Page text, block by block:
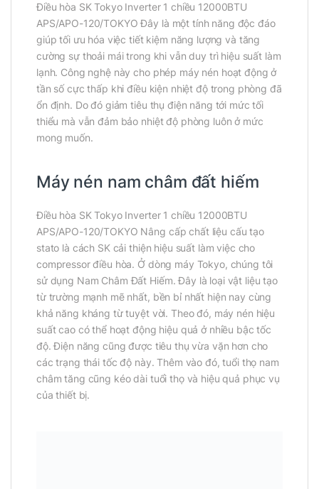
Điều hòa SK Tokyo Inverter 1 chiều 12000BTU
APS/APO-120/TOKYO Đây là một tính năng độc đáo
giúp tối ưu hóa việc tiết kiệm năng lượng và tăng
cường sự thoải mái trong khi vẫn duy trì hiệu suất làm
lạnh. Công nghệ này cho phép máy nén hoạt động ở
tần số cực thấp khi điều kiện nhiệt độ trong phòng đã
ổn định. Do đó giảm tiêu thụ điện năng tới mức tối
thiểu mà vẫn đảm bảo nhiệt độ phòng luôn ở mức
mong muốn.
Máy nén nam châm đất hiếm
Điều hòa SK Tokyo Inverter 1 chiều 12000BTU
APS/APO-120/TOKYO Nâng cấp chất liệu cấu tạo
stato là cách SK cải thiện hiệu suất làm việc cho
compressor điều hòa. Ở dòng máy Tokyo, chúng tôi
sử dụng Nam Châm Đất Hiếm. Đây là loại vật liệu tạo
từ trường mạnh mẽ nhất, bền bỉ nhất hiện nay cùng
khả năng kháng từ tuyệt vời. Theo đó, máy nén hiệu
suất cao có thể hoạt động hiệu quả ở nhiều bậc tốc
độ. Điện năng cũng được tiêu thụ vừa vặn hơn cho
các trạng thái tốc độ này. Thêm vào đó, tuổi thọ nam
châm tăng cũng kéo dài tuổi thọ và hiệu quả phục vụ
của thiết bị.